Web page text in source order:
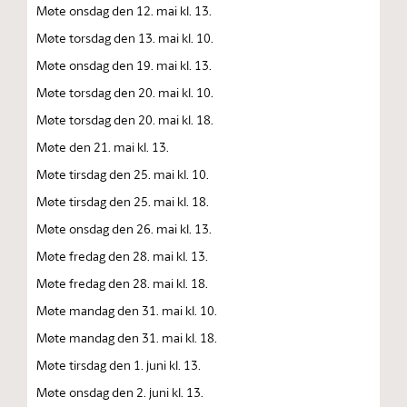
Møte onsdag den 12. mai kl. 13.
Møte torsdag den 13. mai kl. 10.
Møte onsdag den 19. mai kl. 13.
Møte torsdag den 20. mai kl. 10.
Møte torsdag den 20. mai kl. 18.
Møte den 21. mai kl. 13.
Møte tirsdag den 25. mai kl. 10.
Møte tirsdag den 25. mai kl. 18.
Møte onsdag den 26. mai kl. 13.
Møte fredag den 28. mai kl. 13.
Møte fredag den 28. mai kl. 18.
Møte mandag den 31. mai kl. 10.
Møte mandag den 31. mai kl. 18.
Møte tirsdag den 1. juni kl. 13.
Møte onsdag den 2. juni kl. 13.